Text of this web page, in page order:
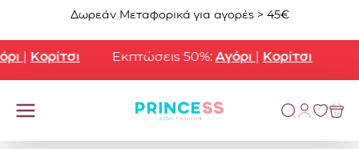
Μετάβαση στο περιεχόμενο
Δωρεάν Μεταφορικά για αγορές > 45€
|Κορίτσι Εκπτώσεις 50%:Αγόρι|Κορίτσι